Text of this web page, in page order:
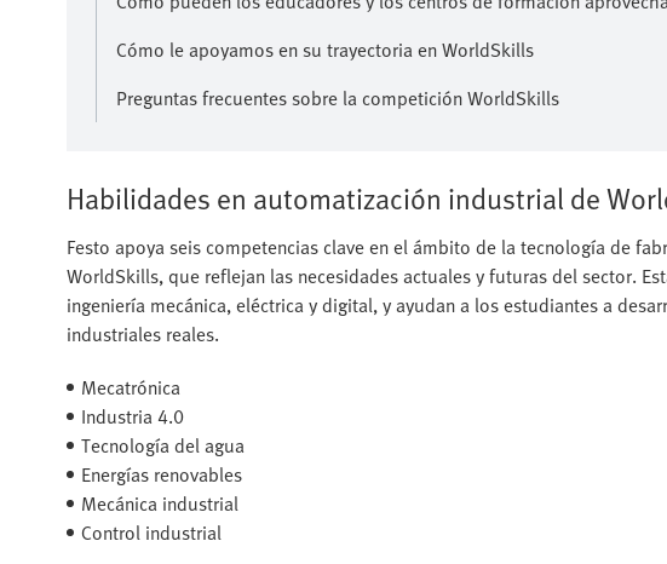
Cómo le apoyamos en su trayectoria en WorldSkills
Preguntas frecuentes sobre la competición WorldSkills
Habilidades en automatización industrial de
Festo apoya seis competencias clave en el ámbito de la tecnología de
WorldSkills, que reflejan las necesidades actuales y futuras del sector.
ingeniería mecánica, eléctrica y digital, y ayudan a los estudiantes a
industriales reales.
Mecatrónica
Industria 4.0
Tecnología del agua
Energías renovables
Mecánica industrial
Control industrial